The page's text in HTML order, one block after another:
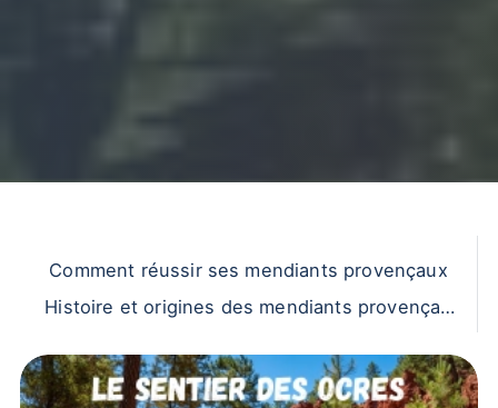
Comment réussir ses mendiants provençaux
Histoire et origines des mendiants provençau